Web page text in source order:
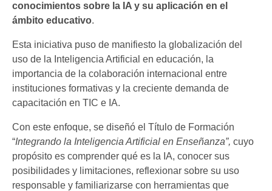
conocimientos sobre la IA y su aplicación en el
ámbito educativo.
Esta iniciativa puso de manifiesto la globalización del
uso de la Inteligencia Artificial en educación, la
importancia de la colaboración internacional entre
instituciones formativas y la creciente demanda de
capacitación en TIC e IA.
Con este enfoque, se diseñó el Título de Formación
“Integrando la Inteligencia Artificial en Enseñanza”, cuyo
propósito es comprender qué es la IA, conocer sus
posibilidades y limitaciones, reflexionar sobre su uso
responsable y familiarizarse con herramientas que